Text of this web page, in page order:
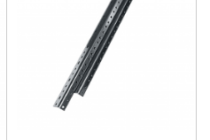
Pour racks RK-14 et BRK-
Vendu par paire